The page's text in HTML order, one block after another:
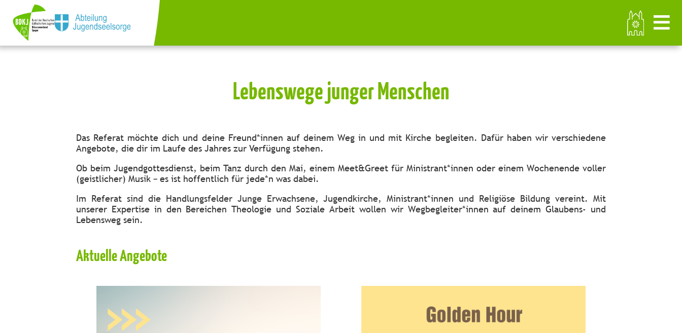
Lebenswege junger Menschen
Das Referat möchte dich und deine Freund*innen auf deinem Weg in und mit Kirche begleiten. Dafür haben wir verschiedene
Angebote, die dir im Laufe des Jahres zur Verfügung stehen.
Ob beim Jugendgottesdienst, beim Tanz durch den Mai, einem Meet&Greet für Ministrant*innen oder einem Wochenende voller
(geistlicher) Musik – es ist hoffentlich für jede*n was dabei.
Im Referat sind die Handlungsfelder Junge Erwachsene, Jugendkirche, Ministrant*innen und Religiöse Bildung vereint. Mit
unserer Expertise in den Bereichen Theologie und Soziale Arbeit wollen wir Wegbegleiter*innen auf deinem Glaubens- und
Lebensweg sein.
Aktuelle Angebote